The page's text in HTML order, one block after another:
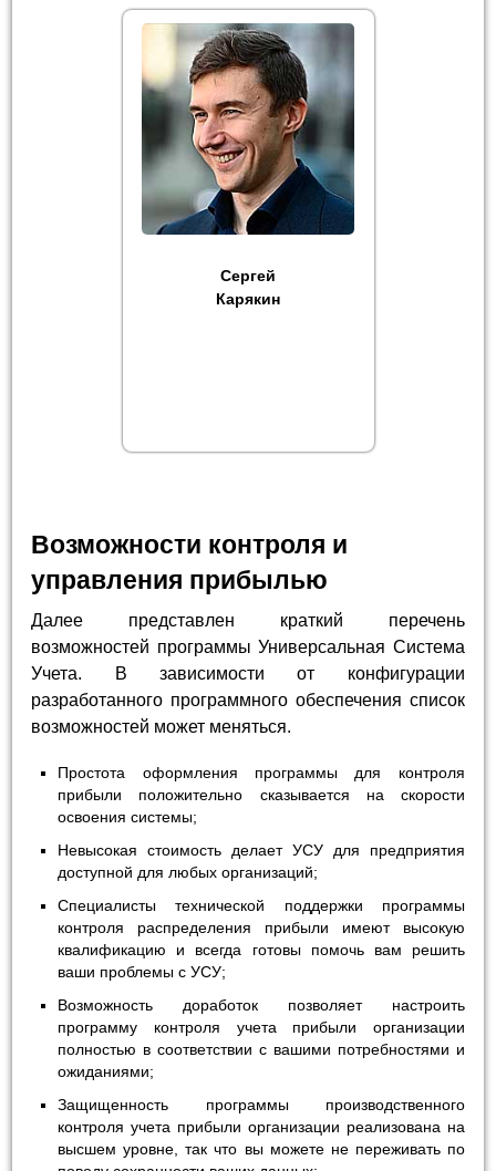
Сергей
Карякин
Возможности контроля и
управления прибылью
Далее представлен краткий перечень
возможностей программы Универсальная Система
Учета. В зависимости от конфигурации
разработанного программного обеспечения список
возможностей может меняться.
Простота оформления программы для контроля
прибыли положительно сказывается на скорости
освоения системы;
Невысокая стоимость делает УСУ для предприятия
доступной для любых организаций;
Специалисты технической поддержки программы
контроля распределения прибыли имеют высокую
квалификацию и всегда готовы помочь вам решить
ваши проблемы с УСУ;
Возможность доработок позволяет настроить
программу контроля учета прибыли организации
полностью в соответствии с вашими потребностями и
ожиданиями;
Защищенность программы производственного
контроля учета прибыли организации реализована на
высшем уровне, так что вы можете не переживать по